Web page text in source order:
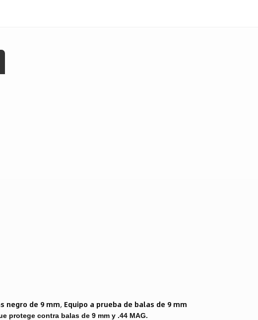
negro de 9 mm, Equipo a prueba de balas de 9 mm
protege contra balas de 9 mm y .44 MAG.